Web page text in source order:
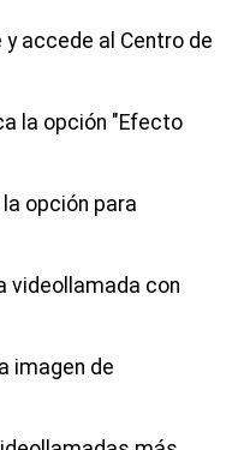
accede al Centro de
la opción "Efecto
opción para
videollamada con
imagen de